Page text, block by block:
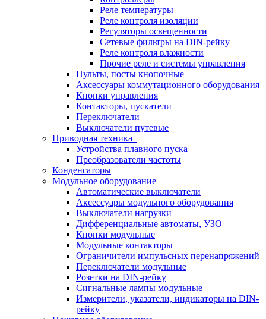
Реле температуры
Реле контроля изоляции
Регуляторы освещенности
Сетевые фильтры на DIN-рейку
Реле контроля влажности
Прочие реле и системы управления
Пульты, посты кнопочные
Аксессуары коммутационного оборудования
Кнопки управления
Контакторы, пускатели
Переключатели
Выключатели путевые
Приводная техника
Устройства плавного пуска
Преобразователи частоты
Конденсаторы
Модульное оборудование
Автоматические выключатели
Аксессуары модульного оборудования
Выключатели нагрузки
Дифференциальные автоматы, УЗО
Кнопки модульные
Модульные контакторы
Ограничители импульсных перенапряжений
Переключатели модульные
Розетки на DIN-рейку
Сигнальные лампы модульные
Измерители, указатели, индикаторы на DIN-
рейку